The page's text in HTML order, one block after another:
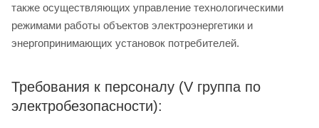
также осуществляющих управление технологическими
режимами работы объектов электроэнергетики и
энергопринимающих установок потребителей.
Требования к персоналу (V группа по
электробезопасности):